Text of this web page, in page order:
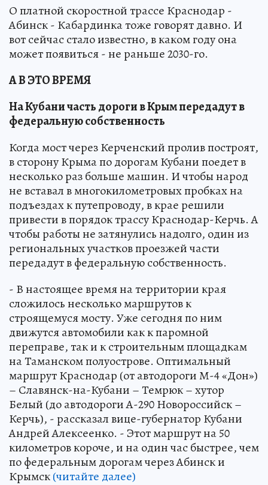
О платной скоростной трассе Краснодар -
Абинск - Кабардинка тоже говорят давно. И
вот сейчас стало известно, в каком году она
может появиться - не раньше 2030-го.
А В ЭТО ВРЕМЯ
На Кубани часть дороги в Крым передадут в
федеральную собственность
Когда мост через Керченский пролив построят,
в сторону Крыма по дорогам Кубани поедет в
несколько раз больше машин. И чтобы народ
не вставал в многокилометровых пробках на
подъездах к путепроводу, в крае решили
привести в порядок трассу Краснодар-Керчь. А
чтобы работы не затянулись надолго, один из
региональных участков проезжей части
передадут в федеральную собственность.
- В настоящее время на территории края
сложилось несколько маршрутов к
строящемуся мосту. Уже сегодня по ним
движутся автомобили как к паромной
переправе, так и к строительным площадкам
на Таманском полуострове. Оптимальный
маршрут Краснодар (от автодороги М-4 «Дон»)
– Славянск-на-Кубани – Темрюк – хутор
Белый (до автодороги А-290 Новороссийск –
Керчь), - рассказал вице-губернатор Кубани
Андрей Алексеенко. - Этот маршрут на 50
километров короче, и на один час быстрее, чем
по федеральным дорогам через Абинск и
Крымск(читайте далее)